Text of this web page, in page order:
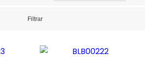
Filtrar